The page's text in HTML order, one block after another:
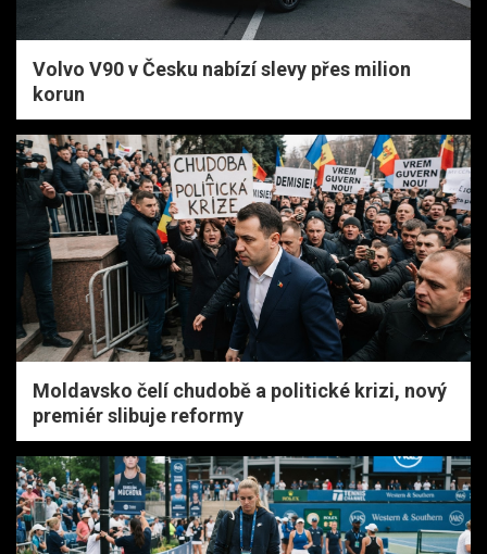
Volvo V90 v Česku nabízí slevy přes milion
korun
Moldavsko čelí chudobě a politické krizi, nový
premiér slibuje reformy